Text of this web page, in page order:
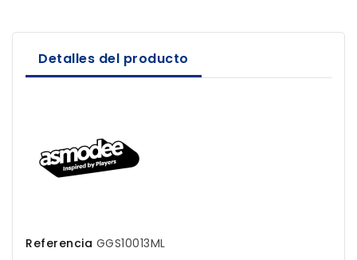
Detalles del producto
Referencia GGS10013ML